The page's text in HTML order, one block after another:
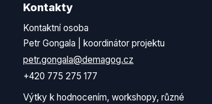
Kontakty
Kontaktní osoba
Petr Gongala | koordinátor projektu
petr.gongala@demagog.cz
+420 775 275 177
Výtky k hodnocením, workshopy, různé